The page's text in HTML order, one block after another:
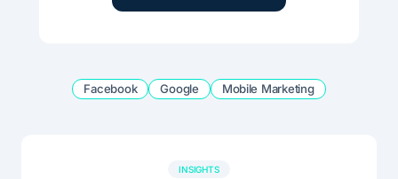
Facebook Google Mobile Marketing
INSIGHTS